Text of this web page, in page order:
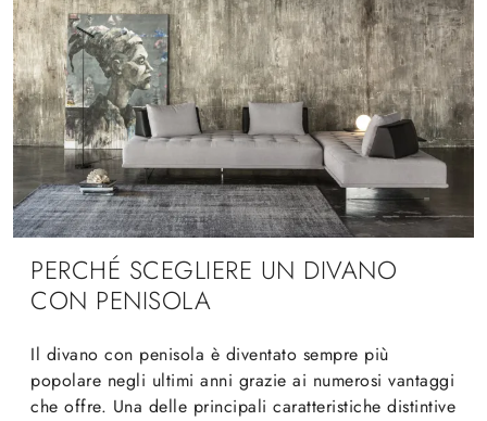
PERCHÉ SCEGLIERE UN DIVANO
CON PENISOLA
Il divano con penisola è diventato sempre più
popolare negli ultimi anni grazie ai numerosi vantaggi
che offre. Una delle principali caratteristiche distintive